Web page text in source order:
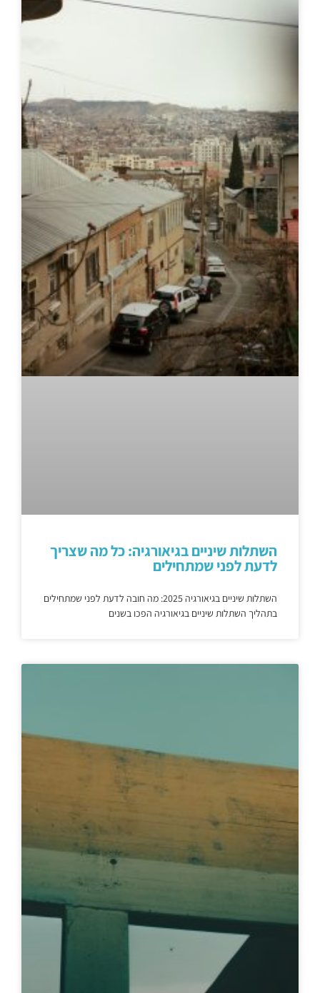
השתלות שיניים בגיאורגיה: כל מה שצריך
לדעת לפני שמתחילים
השתלות שיניים בגיאורגיה 2025: מה חובה לדעת לפני שמתחילים
בתהליך השתלות שיניים בגיאורגיה הפכו בשנים